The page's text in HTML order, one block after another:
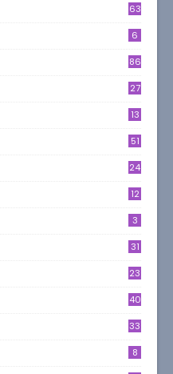
63
6
86
27
13
51
24
12
3
31
23
40
33
8